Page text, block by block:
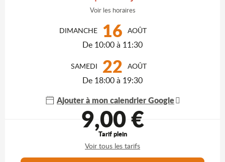
Voir les horaires
DIMANCHE 16 AOÛT
De 10:00 à 11:30
SAMEDI 22 AOÛT
De 18:00 à 19:30
Ajouter à mon calendrier Google
9,00 €
Tarif plein
Voir tous les tarifs